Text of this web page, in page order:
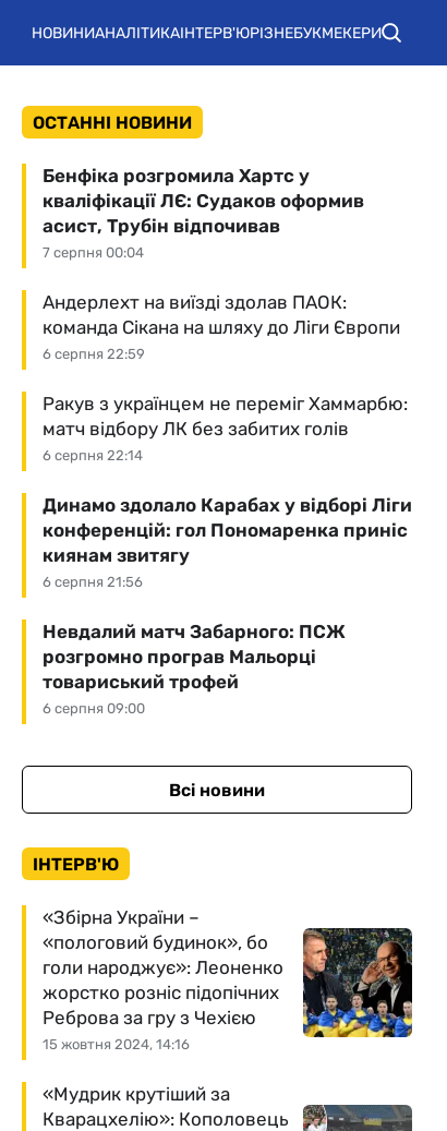
НОВИНИАНАЛІТИКАІНТЕРВ'ЮРІЗНЕБУКМЕКЕРИ
ОСТАННІ НОВИНИ
7 серпня 00:04
Бенфіка розгромила Хартс у
кваліфікації ЛЄ: Судаков оформив
асист, Трубін відпочивав
6 серпня 22:59
Андерлехт на виїзді здолав ПАОК:
команда Сікана на шляху до Ліги Європи
6 серпня 22:14
Ракув з українцем не переміг Хаммарбю:
матч відбору ЛК без забитих голів
6 серпня 21:56
Динамо здолало Карабах у відборі Ліги
конференцій: гол Пономаренка приніс
киянам звитягу
6 серпня 09:00
Невдалий матч Забарного: ПСЖ
розгромно програв Мальорці
товариський трофей
Всі новини
ІНТЕРВ'Ю
15 жовтня 2024, 14:16
«Збірна України –
«пологовий будинок», бо
голи народжує»: Леоненко
жорстко розніс підопічних
Реброва за гру з Чехією
«Мудрик крутіший за
Кварацхелію»: Кополовець